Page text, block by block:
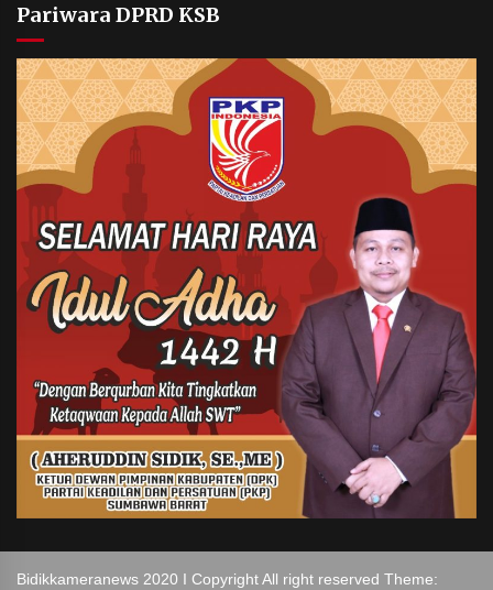
Pariwara DPRD KSB
Bidikkameranews 2020 I Copyright All right reserved Theme: